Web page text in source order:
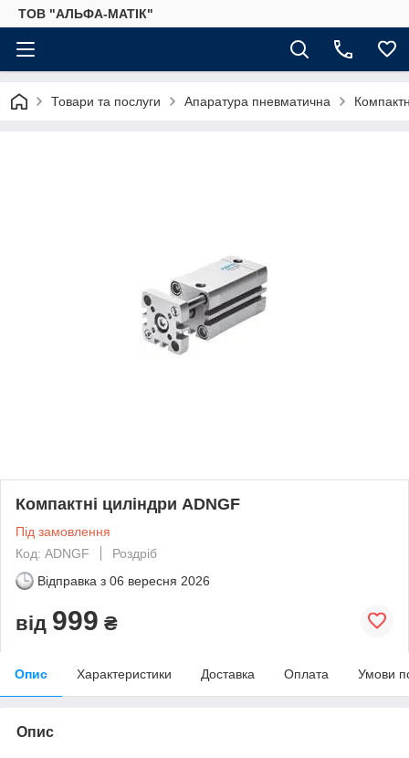
ТОВ "АЛЬФА-МАТІК"
Товари та послуги Апаратура пневматична
Компактні циліндри ADNGF
Під замовлення
Код: ADNGF
Роздріб
Відправка з 06 вересня 2026
від 999 ₴
Опис Характеристики Доставка Оплата Умови
Опис